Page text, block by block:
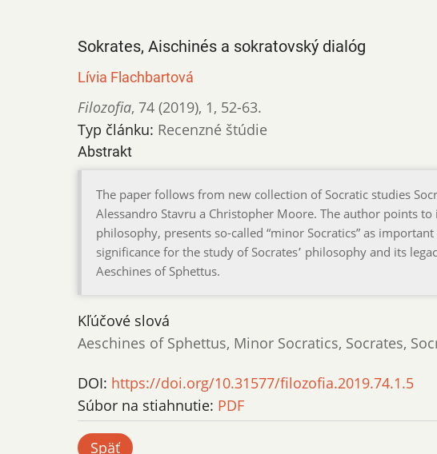
Sokrates, Aischinés a sokratovský dialóg
Lívia Flachbartová
Filozofia, 74 (2019), 1, 52-63.
Typ článku: Recenzné štúdie
Abstrakt
The paper follows from new collection of Socratic studies
Alessandro Stavru a Christopher Moore. The author points
philosophy, presents so-called “minor Socratics” as
significance for the study of Socrates՚ philosophy and its
Aeschines of Sphettus.
Kľúčové slová
Aeschines of Sphettus, Minor Socratics, Socrates,
DOI: https://doi.org/10.31577/filozofia.2019.74.1.5
Súbor na stiahnutie: PDF
Späť